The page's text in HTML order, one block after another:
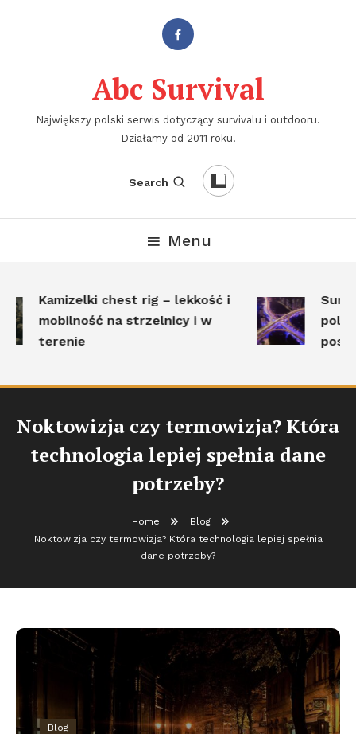
Abc Survival
Największy polski serwis dotyczący survivalu i outdooru.
Działamy od 2011 roku!
Search
Menu
Kamizelki chest rig – lekkość i
mobilność na strzelnicy i w
terenie
Noktowizja czy termowizja? Która
technologia lepiej spełnia dane
potrzeby?
Home
Blog
Noktowizja czy termowizja? Która technologia lepiej spełnia
dane potrzeby?
Blog